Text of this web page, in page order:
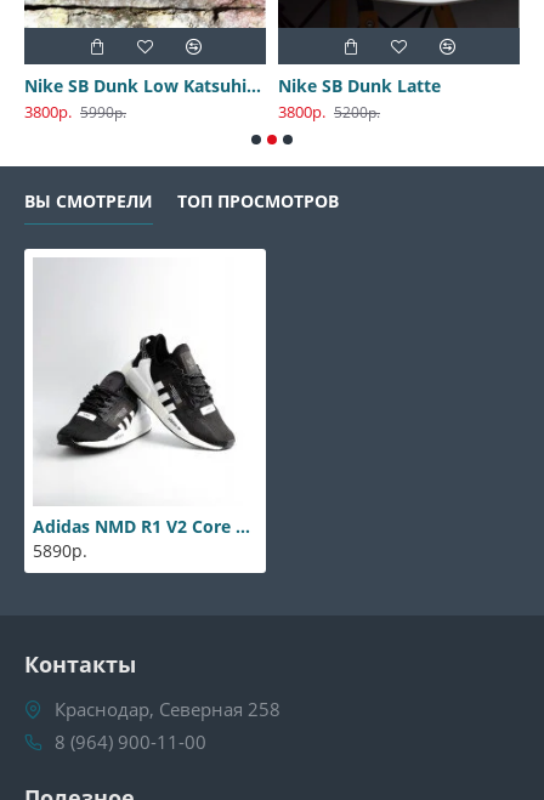
Nike SB Dunk Low Katsuhiro Otomo
3800р. 5990р.
Nike SB Dunk Latte
3800р. 5200р.
ВЫ СМОТРЕЛИ ТОП ПРОСМОТРОВ
Adidas NMD R1 V2 Core Black
5890р.
Контакты
Краснодар, Северная 258
8 (964) 900-11-00